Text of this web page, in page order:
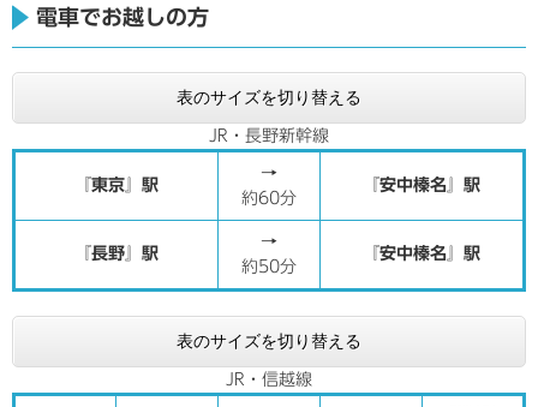
電車でお越しの方
表のサイズを切り替える
JR・長野新幹線
『東京』駅
→
約60分
『安中榛名』駅
『長野』駅
→
約50分
『安中榛名』駅
表のサイズを切り替える
JR・信越線